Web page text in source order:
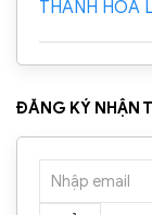
THANH HÓA
ĐĂNG KÝ NHẬN